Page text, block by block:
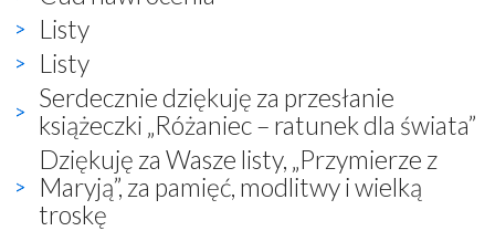
Listy
Listy
Serdecznie dziękuję za przesłanie
książeczki „Różaniec – ratunek dla świata”
Dziękuję za Wasze listy, „Przymierze z
Maryją”, za pamięć, modlitwy i wielką
troskę